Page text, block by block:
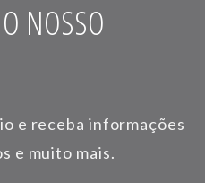
NOSSO
e receba informações
e muito mais.